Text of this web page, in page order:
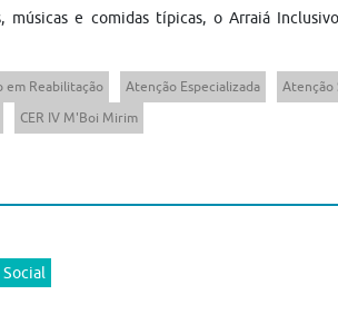
músicas e comidas típicas, o Arraiá
em Reabilitação Atenção Especializada Atenção
CER IV M'Boi Mirim